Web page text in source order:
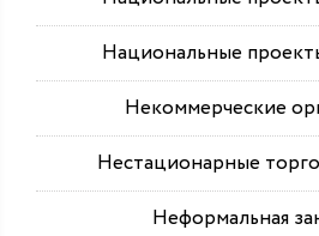
Национальные
Некоммерческие
Нестационарные
Неформальная